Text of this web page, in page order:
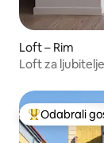
Loft – Rim
Loft za
Među najviše
Odabrali